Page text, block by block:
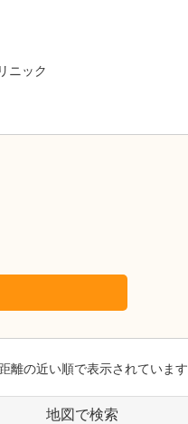
ニック
離の近い順で表示されています
地図で検索
ラージュ内科クリニック
堀 本一院長取材記事
いを込められたのですか?